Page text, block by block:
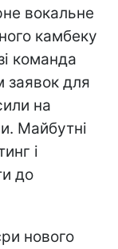
вокальне
камбеку
команда
заявок для
на
Майбутні
і
до
нового